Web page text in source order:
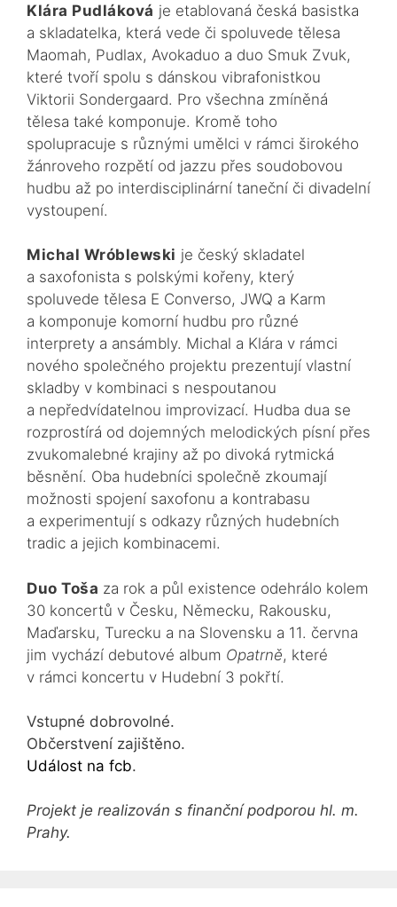
Klára Pudláková je etablovaná česká basistka
a skladatelka, která vede či spoluvede tělesa
Maomah, Pudlax, Avokaduo a duo Smuk Zvuk,
které tvoří spolu s dánskou vibrafonistkou
Viktorii Sondergaard. Pro všechna zmíněná
tělesa také komponuje. Kromě toho
spolupracuje s různými umělci v rámci širokého
žánroveho rozpětí od jazzu přes soudobovou
hudbu až po interdisciplinární taneční či divadelní
vystoupení.
Michal Wróblewski je český skladatel
a saxofonista s polskými kořeny, který
spoluvede tělesa E Converso, JWQ a Karm
a komponuje komorní hudbu pro různé
interprety a ansámbly. Michal a Klára v rámci
nového společného projektu prezentují vlastní
skladby v kombinaci s nespoutanou
a nepředvídatelnou improvizací. Hudba dua se
rozprostírá od dojemných melodických písní přes
zvukomalebné krajiny až po divoká rytmická
běsnění. Oba hudebníci společně zkoumají
možnosti spojení saxofonu a kontrabasu
a experimentují s odkazy různých hudebních
tradic a jejich kombinacemi.
Duo Toša za rok a půl existence odehrálo kolem
30 koncertů v Česku, Německu, Rakousku,
Maďarsku, Turecku a na Slovensku a 11. června
jim vychází debutové album Opatrně, které
v rámci koncertu v Hudební 3 pokřtí.
Vstupné dobrovolné.
Občerstvení zajištěno.
Událost na fcb.
Projekt je realizován s finanční podporou hl. m.
Prahy.